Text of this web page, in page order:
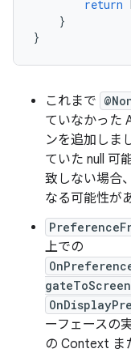
return
}
}
これまで
ていなかった
ンを追加しま
ていた null 可
致しない場合
なる可能性が
上での
ーフェースの
の Context ま